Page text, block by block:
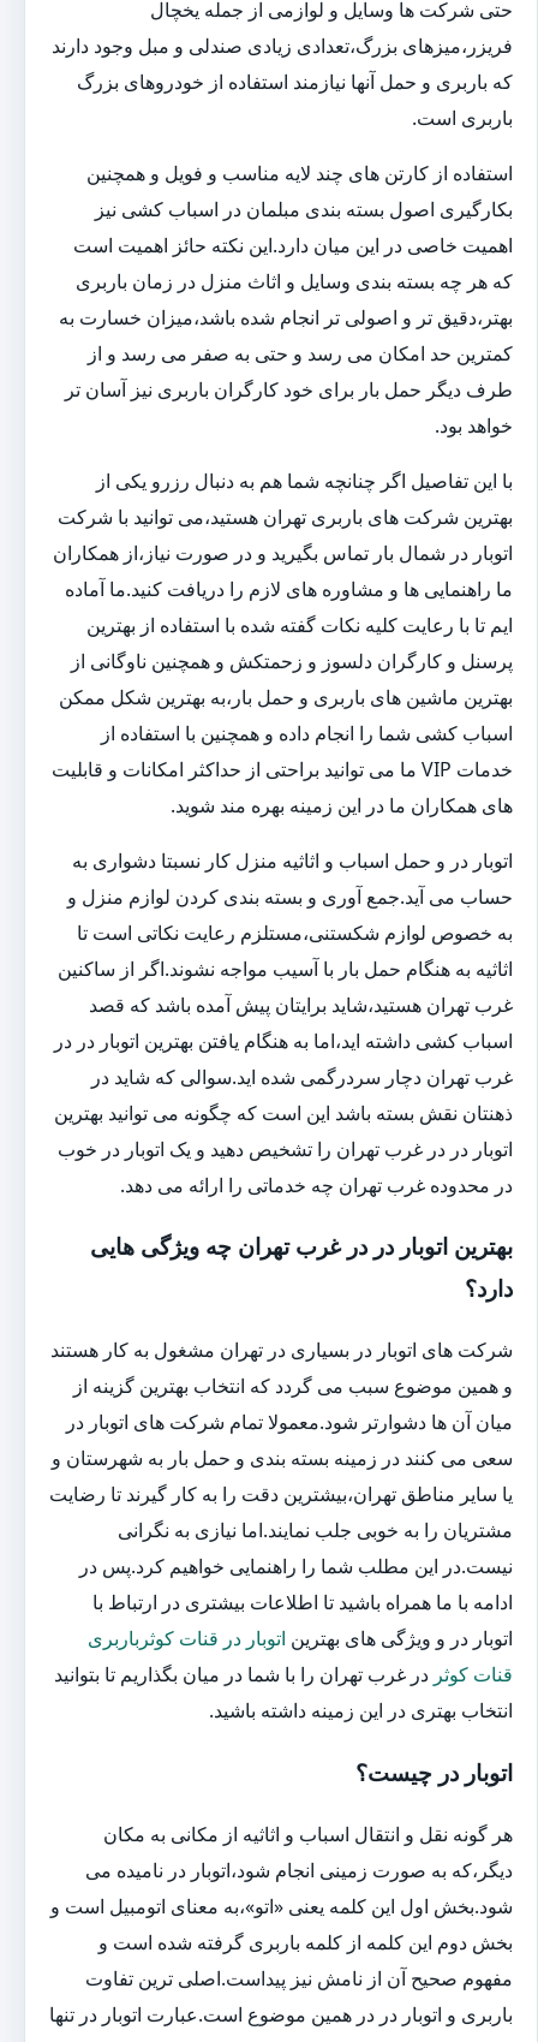
حتی شرکت ها وسایل و لوازمی از جمله یخچال
فریزر،میزهای بزرگ،تعدادی زیادی صندلی و مبل وجود دارند
که باربری و حمل آنها نیازمند استفاده از خودروهای بزرگ
باربری است.
استفاده از کارتن های چند لایه مناسب و فویل و همچنین
بکارگیری اصول بسته بندی مبلمان در اسباب کشی نیز
اهمیت خاصی در این میان دارد.این نکته حائز اهمیت است
که هر چه بسته بندی وسایل و اثاث منزل در زمان باربری
بهتر،دقیق تر و اصولی تر انجام شده باشد،میزان خسارت به
کمترین حد امکان می رسد و حتی به صفر می رسد و از
طرف دیگر حمل بار برای خود کارگران باربری نیز آسان تر
خواهد بود.
با این تفاصیل اگر چنانچه شما هم به دنبال رزرو یکی از
بهترین شرکت های باربری تهران هستید،می توانید با شرکت
اتوبار در شمال بار تماس بگیرید و در صورت نیاز،از همکاران
ما راهنمایی ها و مشاوره های لازم را دریافت کنید.ما آماده
ایم تا با رعایت کلیه نکات گفته شده با استفاده از بهترین
پرسنل و کارگران دلسوز و زحمتکش و همچنین ناوگانی از
بهترین ماشین های باربری و حمل بار،به بهترین شکل ممکن
اسباب کشی شما را انجام داده و همچنین با استفاده از
خدمات VIP ما می توانید براحتی از حداکثر امکانات و قابلیت
های همکاران ما در این زمینه بهره مند شوید.
اتوبار در و حمل اسباب و اثاثیه منزل کار نسبتا دشواری به
حساب می آید.جمع آوری و بسته بندی کردن لوازم منزل و
به خصوص لوازم شکستنی،مستلزم رعایت نکاتی است تا
اثاثیه به هنگام حمل بار با آسیب مواجه نشوند.اگر از ساکنین
غرب تهران هستید،شاید برایتان پیش آمده باشد که قصد
اسباب کشی داشته اید،اما به هنگام یافتن بهترین اتوبار در در
غرب تهران دچار سردرگمی شده اید.سوالی که شاید در
ذهنتان نقش بسته باشد این است که چگونه می توانید بهترین
اتوبار در در غرب تهران را تشخیص دهید و یک اتوبار در خوب
در محدوده غرب تهران چه خدماتی را ارائه می دهد.
بهترین اتوبار در در غرب تهران چه ویژگی هایی
دارد؟
شرکت های اتوبار در بسیاری در تهران مشغول به کار هستند
و همین موضوع سبب می گردد که انتخاب بهترین گزینه از
میان آن ها دشوارتر شود.معمولا تمام شرکت های اتوبار در
سعی می کنند در زمینه بسته بندی و حمل بار به شهرستان و
یا سایر مناطق تهران،بیشترین دقت را به کار گیرند تا رضایت
مشتریان را به خوبی جلب نمایند.اما نیازی به نگرانی
نیست.در این مطلب شما را راهنمایی خواهیم کرد.پس در
ادامه با ما همراه باشید تا اطلاعات بیشتری در ارتباط با
اتوبار در و ویژگی های بهترین اتوبار در قنات کوثرباربری
قنات کوثر در غرب تهران را با شما در میان بگذاریم تا بتوانید
انتخاب بهتری در این زمینه داشته باشید.
اتوبار در چیست؟
هر گونه نقل و انتقال اسباب و اثاثیه از مکانی به مکان
دیگر،که به صورت زمینی انجام شود،اتوبار در نامیده می
شود.بخش اول این کلمه یعنی «اتو»،به معنای اتومبیل است و
بخش دوم این کلمه از کلمه باربری گرفته شده است و
مفهوم صحیح آن از نامش نیز پیداست.اصلی ترین تفاوت
باربری و اتوبار در در همین موضوع است.عبارت اتوبار در تنها